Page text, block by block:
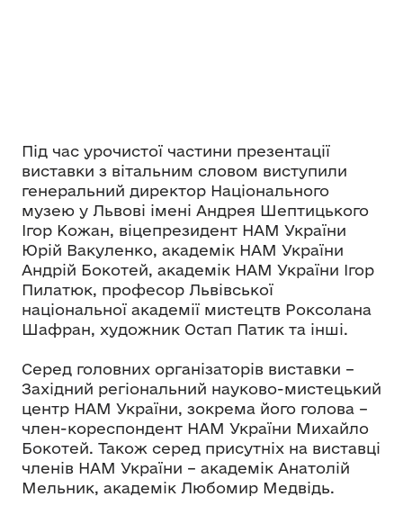
Під час урочистої частини презентації
виставки з вітальним словом виступили
генеральний директор Національного
музею у Львові імені Андрея Шептицького
Ігор Кожан, віцепрезидент НАМ України
Юрій Вакуленко, академік НАМ України
Андрій Бокотей, академік НАМ України Ігор
Пилатюк, професор Львівської
національної академії мистецтв Роксолана
Шафран, художник Остап Патик та інші.
Серед головних організаторів виставки –
Західний регіональний науково-мистецький
центр НАМ України, зокрема його голова –
член-кореспондент НАМ України Михайло
Бокотей. Також серед присутніх на виставці
членів НАМ України – академік Анатолій
Мельник, академік Любомир Медвідь.